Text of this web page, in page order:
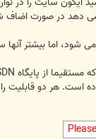
دهد در صورت اضاف
شود، اما بیشتر
است. هر دو قابلیت